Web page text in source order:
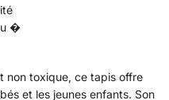
�
non toxique, ce tapis offre
et les jeunes enfants. Son